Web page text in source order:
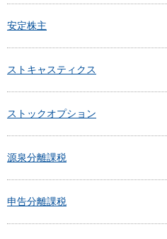
安定株主
ストキャスティクス
ストックオプション
源泉分離課税
申告分離課税